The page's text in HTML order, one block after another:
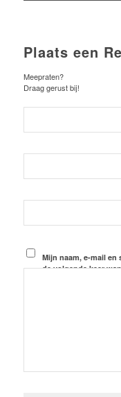
Plaats een
Meepraten?
Draag gerust bij!
Mijn naam, e-mail
de volgende keer